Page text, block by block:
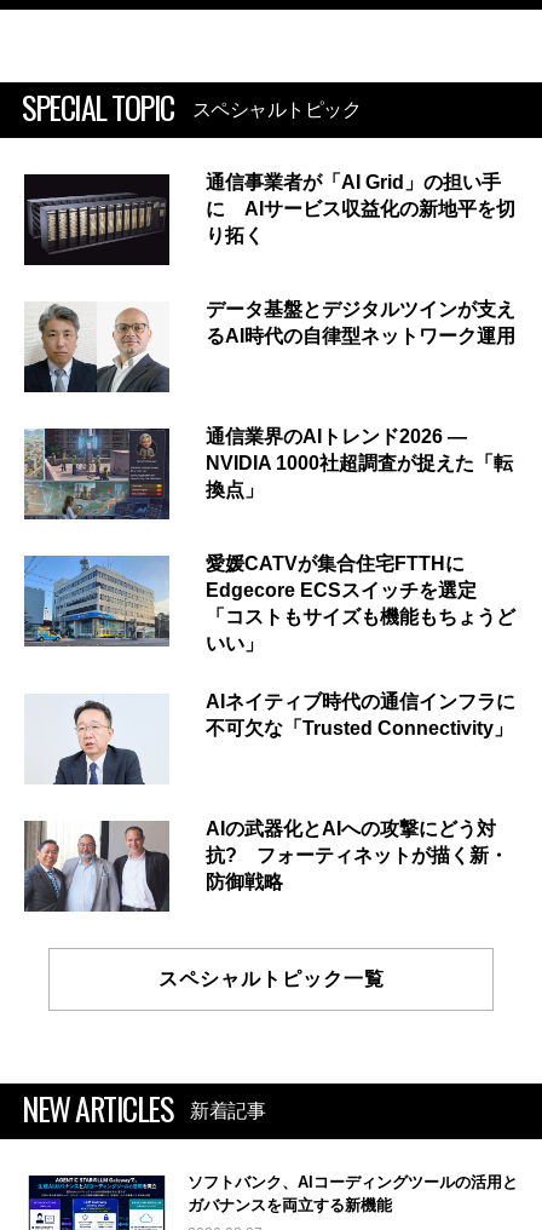
SPECIAL TOPIC スペシャルトピック
通信事業者が「AI Grid」の担い手
に AIサービス収益化の新地平を切
り拓く
データ基盤とデジタルツインが支え
るAI時代の自律型ネットワーク運用
通信業界のAIトレンド2026 ―
NVIDIA 1000社超調査が捉えた「転
換点」
愛媛CATVが集合住宅FTTHに
Edgecore ECSスイッチを選定
「コストもサイズも機能もちょうど
いい」
AIネイティブ時代の通信インフラに
不可欠な「Trusted Connectivity」
AIの武器化とAIへの攻撃にどう対
抗? フォーティネットが描く新・
防御戦略
スペシャルトピック一覧
NEW ARTICLES 新着記事
ソフトバンク、AIコーディングツールの活用と
ガバナンスを両立する新機能